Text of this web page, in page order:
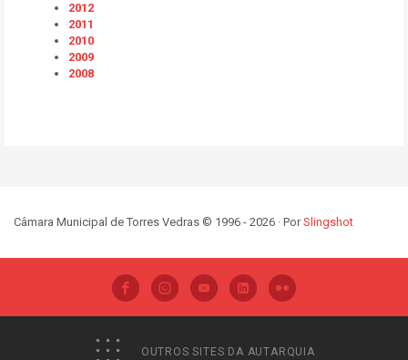
2012
2011
2010
2009
2008
Câmara Municipal de Torres Vedras © 1996 - 2026 · PorSlingshot
OUTROS SITES DA AUTARQUIA